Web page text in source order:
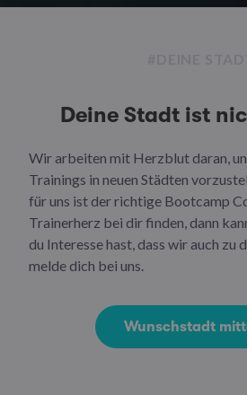
Deine Stadt ist
Wir arbeiten mit Herzblut daran,
Trainings in neuen Städten
für uns ist der richtige Bootcamp
Trainerherz bei dir finden, dann
du Interesse hast, dass wir auch zu
melde dich bei uns.
Wunschstadt